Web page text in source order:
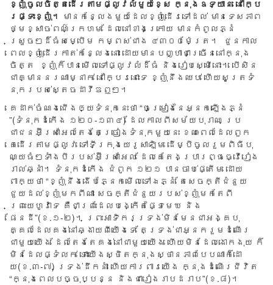
ខ្ ញុំ​ចូល​ចិ​ត្ត​ដើ​រ​តាម​ផ្លូវ​លំ​មួ​យខ្សែ​ ​ក្នុង​ឧទ្យាន នៅក្បែ​​
រ​ផ្ទះ​ខ្ញុំ។​ មាន​កន្លែ​ងមួ​យ​ដែល​ខ្ញុំ​ដើរ​ទៅដ​ល់ មានទេ​ស​ភាព​
ថ្ម​ខ្សាច់​ពណ៌​ក្រហម ដែល​នៅខា​ងក្រោ​យ មាន​កំពូល​ភ្នំ
ស្រួចៗដ៏ធំសម្បើម កម្ពស់​ជាង ៤៣០​០​ម៉ែត្រ​។​ ជួន​កាល
ពេល​ខ្ញុំ​ដើរ​កាត់​កន្លែងនោះ ដោយ​មាន​បញ្ហា​ជា​ច្រើន​នៅ​ក្នុង
ចិត្ត ខ្ញុំ​ក៏បា​ន​មើ​ល​ទៅ​ផ្លូ​វលំ​ដ៏ធំ​ និង​រៀ​បស្មើ​នោះ​។​ បើសិន
ជា​គ្មា​ននរណាម្នា​ក់ ​នៅក្បែរ​នោះទេ​ ​ខ្ញុំនឹងឈ​ប់​ ហើយ​សូត្រទំ​
នុក​របស់​ស្តេចដាវីឌ​ឮ​ៗ​។ ​​
គេ​ដា​ក់​ចំ​ណង​ជើងឲ្យទំនុក​នេះ​ថា​ “ចម្រៀងនៃ​អ្នកឡើ​ង​ភ្នំ​
”(ទំនុកដំកើង ១២០-១៣៤) ដែល​កាល​ពី​ស​ម័យ​បុរាណ ប្រ​
ជាជន​អ៊ីស្រា​អែល​តែងតែច្រៀង​ទំនុក​មួយ​នេះ ខណៈពេ​ល​ដែល​ពួក​
គេដើ​រ​តាម​ផ្លូវ ទៅ​ទីក្រុង​យេរូសាឡិម ដើម្បី​ចូល​រួ​ម​ពិធីបុ​
ណ្យធំ​ៗ​ទាំង​បីរបស់​អ៊ីស្រាអែល​ ដែល​គេ​តែង​ប្រារព្ធ​ធ្វើ​រៀង
រាល់​ឆ្នាំ​។​ ទំនុកដំ​កើង ជំពូក ១២១ បាន​ចា​ប់ផ្តើ​ម ដោយ​
ពាក្យថា​ “ខ្ញុំ​នឹង​ងើប​ភ្នែក​មើល​ទៅ​ឯ​ភ្នំ តែ​សេចក្តី​ជំនួយ​
ជួយ​ដល់​ខ្ញុំ​មក​ពី​ណា សេចក្តី​ជំនួយ​របស់​ខ្ញុំ​មក​តែ​ពី​
ព្រះយេហូវ៉ា​ទេ គឺ​ជា​ព្រះ​ដែល​បង្កើត​ផ្ទៃ​មេឃ និង​
ផែនដី”(ខ.១-២)។ ព្រះអាទិក​រ​ទ្រង់​មិន​មែន​ជាអង្គបុ​
គ្គល​ដែល​គ​ង់នៅឆ្ងា​យ​ពី​យើងទេ​ តែទ្រង់​ជាអ្នករួមដំណើរ
ជាមួយយើង ដែល​តែង​តែគង់​នៅ​ជាមួ​យយើង​ ហើយមិ​នដែ​ល​ងោកងុ​យ ក៏​
មិ​ន​​ដែ​ល​​ផ្ទំ​​លក់ ទោះយើ​ងស្ថិ​ត​ក្នុងស្ថាន​ភាព​បែប​ណាក៏ដោ​
យ(ខ.៣-៧) ទ្រង់​ដឹក​នាំ​ ហើយកា​រពា​រ​យើង ក្នុងដំ​ណើរ​ជី​វិត
“ក្នុងពេលបច្ចុប្បន្ន និងជារៀងរាបដរាប”(ខ.៨)។